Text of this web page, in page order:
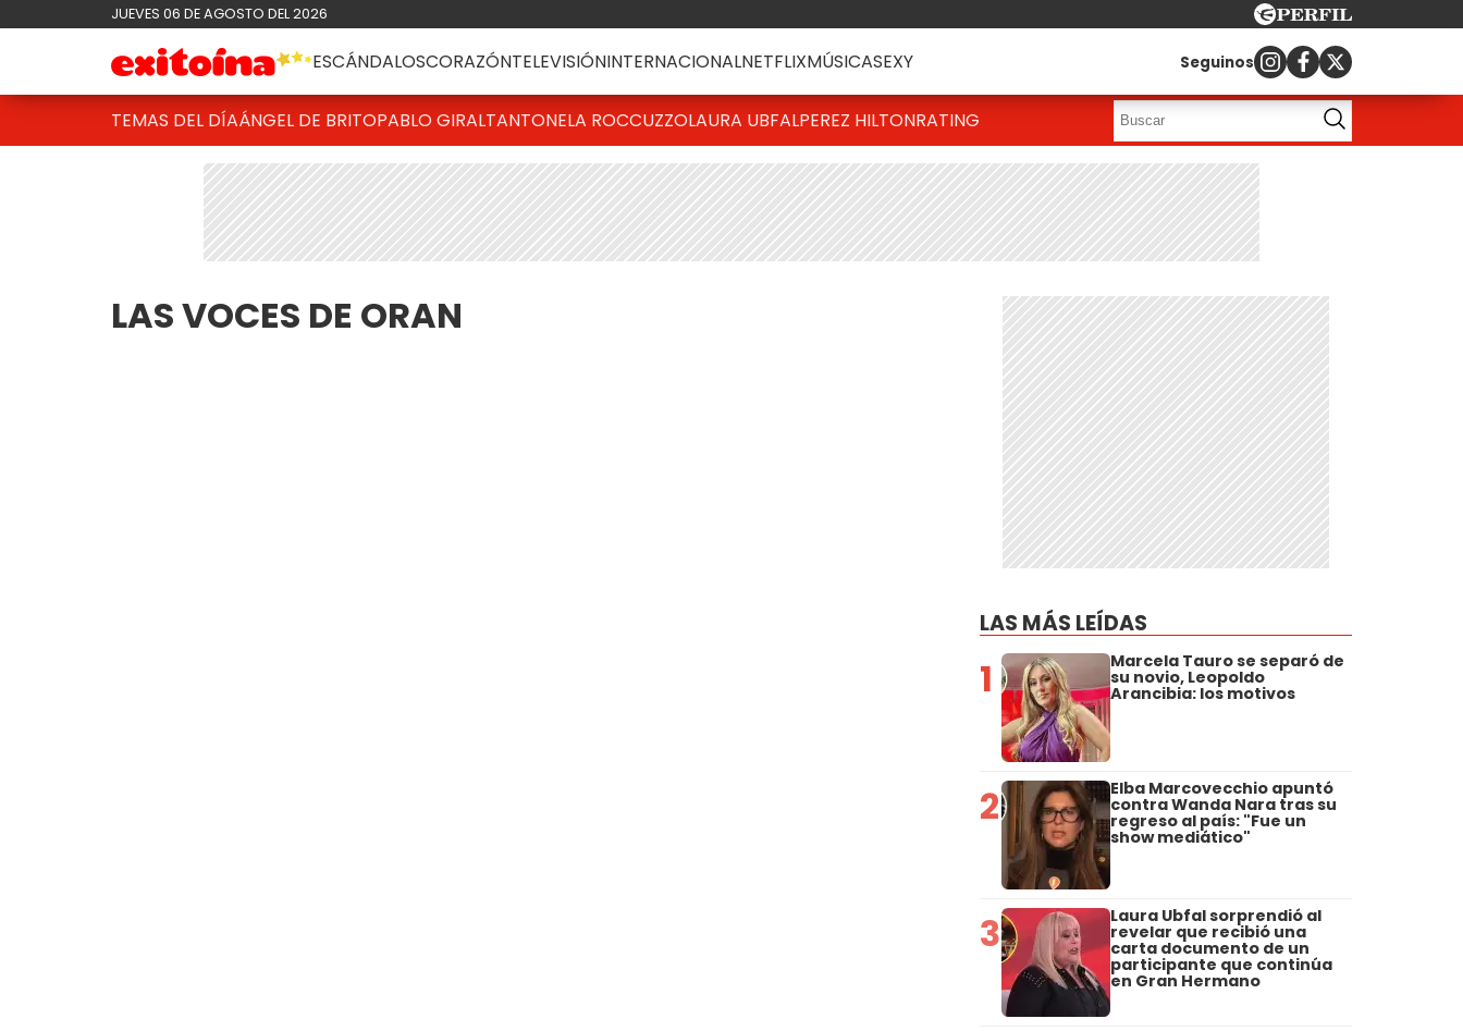
JUEVES 06 DE AGOSTO DEL 2026
ESCÁNDALOSCORAZÓNTELEVISIÓNINTERNACIONALNETFLIXMÚSICASEXY Seguinos
TEMAS DEL DÍAÁNGEL DE BRITOPABLO GIRALTANTONELA ROCCUZZOLAURA UBFALPEREZ HILTONRATING
LAS VOCES DE ORAN
LAS MÁS LEÍDAS
1 Marcela Tauro se separó de
su novio, Leopoldo
Arancibia: los motivos
2 Elba Marcovecchio apuntó
contra Wanda Nara tras su
regreso al país: "Fue un
show mediático"
3 Laura Ubfal sorprendió al
revelar que recibió una
carta documento de un
participante que continúa
en Gran Hermano